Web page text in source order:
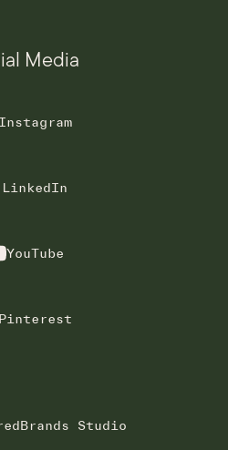
Media
Instagram
LinkedIn
YouTube
Pinterest
Studio